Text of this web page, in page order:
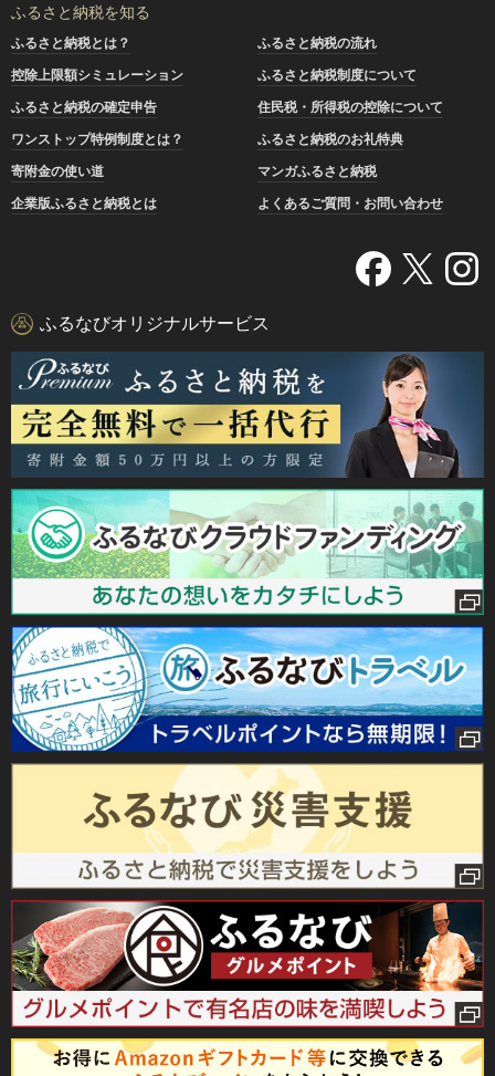
ふるさと納税を知る
ふるさと納税とは？
ふるさと納税の流れ
控除上限額シミュレーション
ふるさと納税制度について
ふるさと納税の確定申告
住民税・所得税の控除について
ワンストップ特例制度とは？
ふるさと納税のお礼特典
寄附金の使い道
マンガふるさと納税
企業版ふるさと納税とは
よくあるご質問・お問い合わせ
ふるなびオリジナルサービス